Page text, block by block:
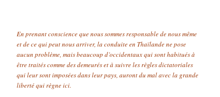
En prenant conscience que nous sommes responsable de nous même
et de ce qui peut nous arriver, la conduite en Thaïlande ne pose
aucun problème, mais beaucoup d’occidentaux qui sont habitués à
être traités comme des demeurés et à suivre les règles dictatoriales
qui leur sont imposées dans leur pays, auront du mal avec la grande
liberté qui règne ici.